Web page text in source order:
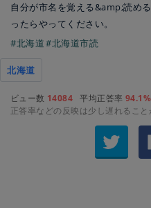
自分が市名を覚える&amp;読め
ったらやってください。
#北海道#北海道市読
北海道
ビュー数 14084 平均正答率 94.1%
正答率などの反映は少し遅れること